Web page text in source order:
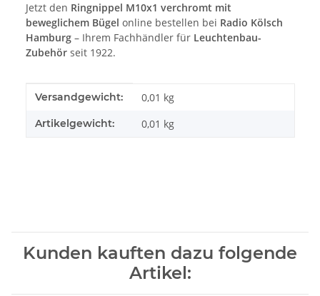
Jetzt den Ringnippel M10x1 verchromt mit
beweglichem Bügel online bestellen bei Radio Kölsch
Hamburg – Ihrem Fachhändler für Leuchtenbau-
Zubehör seit 1922.
Produkteigenschaft
Wert
Versandgewicht: 0,01 kg
Artikelgewicht: 0,01 kg
Kunden kauften dazu folgende
Artikel: